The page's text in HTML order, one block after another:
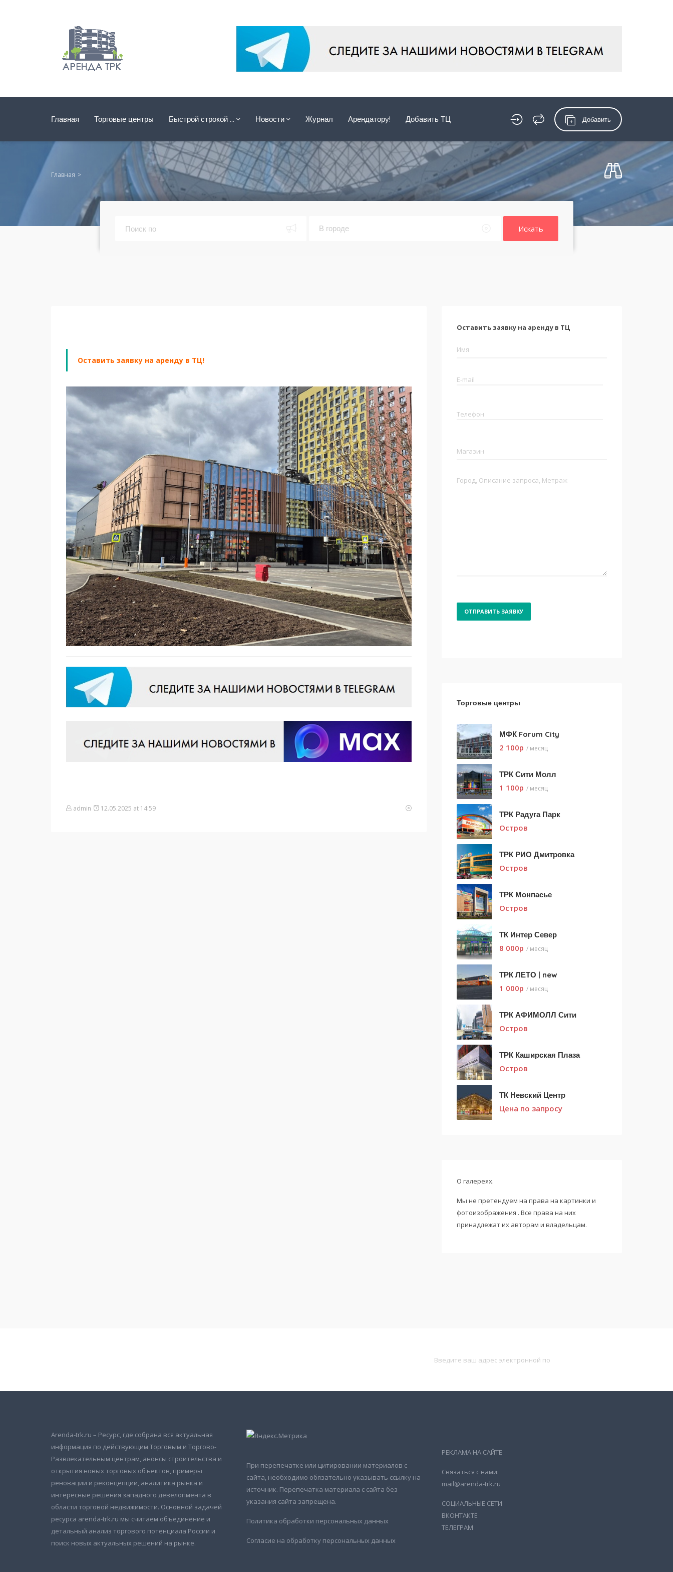
Главная Торговые центры Быстрой строкой … Новости Журнал Арендатору! Добавить ТЦ Добавить
Главная
Искать
Оставить заявку на аренду в ТЦ!
admin 12.05.2025 at 14:59
Оставить заявку на аренду в ТЦ
Торговые центры
МФК Forum City
2 100p / месяц
ТРК Сити Молл
1 100p / месяц
ТРК Радуга Парк
Остров
ТРК РИО Дмитровка
Остров
ТРК Монпасье
Остров
ТК Интер Север
8 000p / месяц
ТРК ЛЕТО | new
1 000p / месяц
ТРК АФИМОЛЛ Сити
Остров
ТРК Каширская Плаза
Остров
ТК Невский Центр
Цена по запросу
О галереях.
Мы не претендуем на права на картинки и
фотоизображения . Все права на них
принадлежат их авторам и владельцам.
Arenda-trk.ru – Ресурс, где собрана вся актуальная
информация по действующим Торговым и Торгово-
Развлекательным центрам, анонсы строительства и
открытия новых торговых объектов, примеры
реновации и реконцепции, аналитика рынка и
интересные решения западного девелопмента в
области торговой недвижимости. Основной задачей
ресурса arenda-trk.ru мы считаем объединение и
детальный анализ торгового потенциала России и
поиск новых актуальных решений на рынке.
При перепечатке или цитировании материалов с
сайта, необходимо обязательно указывать ссылку на
источник. Перепечатка материала с сайта без
указания сайта запрещена.
Политика обработки персональных данных
Согласие на обработку персональных данных
РЕКЛАМА НА САЙТЕ
Связаться с нами:
mail@arenda-trk.ru
СОЦИАЛЬНЫЕ СЕТИ
ВКОНТАКТЕ
ТЕЛЕГРАМ